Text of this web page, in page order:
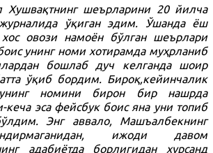
шеърларини 20 йилча
ўқиган эдим. Ўшанда ёш
овози намоён бўлган шеърлари
унинг номи хотирамда муҳрланиб
бошлаб дуч келганда шоир
ўқиб бордим. Бироқ,кейинчалик
унинг номини бирон бир нашрда
кеча эса фейсбук боис яна уни топиб
Энг аввало, Машъалбекнинг
ижоди давом
адабиётда борлигидан хурсанд